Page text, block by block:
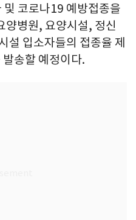
코로나19 예방접종을
양병원, 요양시설, 정신
설 입소자들의 접종율 제
송할 예정이다.